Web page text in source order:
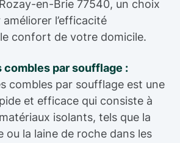
en-Brie 77540, un choix
l’efficacité
confort de votre domicile.
combles par soufflage :
combles par soufflage est une
et efficace qui consiste à
isolants, tels que la
ou la laine de roche dans les